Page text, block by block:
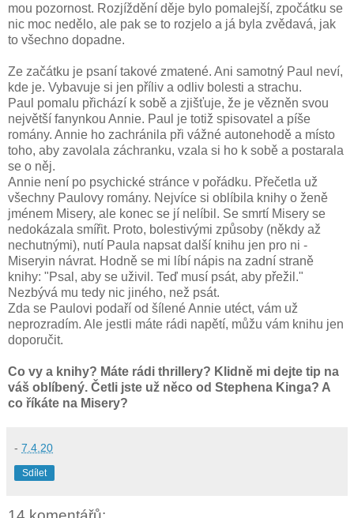
mou pozornost. Rozjíždění děje bylo pomalejší, zpočátku se
nic moc nedělo, ale pak se to rozjelo a já byla zvědavá, jak
to všechno dopadne.
Ze začátku je psaní takové zmatené. Ani samotný Paul neví,
kde je. Vybavuje si jen příliv a odliv bolesti a strachu.
Paul pomalu přichází k sobě a zjišťuje, že je vězněn svou
největší fanynkou Annie. Paul je totiž spisovatel a píše
romány. Annie ho zachránila při vážné autonehodě a místo
toho, aby zavolala záchranku, vzala si ho k sobě a postarala
se o něj.
Annie není po psychické stránce v pořádku. Přečetla už
všechny Paulovy romány. Nejvíce si oblíbila knihy o ženě
jménem Misery, ale konec se jí nelíbil. Se smrtí Misery se
nedokázala smířit. Proto, bolestivými způsoby (někdy až
nechutnými), nutí Paula napsat další knihu jen pro ni -
Miseryin návrat. Hodně se mi líbí nápis na zadní straně
knihy: "Psal, aby se uživil. Teď musí psát, aby přežil."
Nezbývá mu tedy nic jiného, než psát.
Zda se Paulovi podaří od šílené Annie utéct, vám už
neprozradím. Ale jestli máte rádi napětí, můžu vám knihu jen
doporučit.
Co vy a knihy? Máte rádi thrillery? Klidně mi dejte tip na
váš oblíbený. Četli jste už něco od Stephena Kinga? A
co říkáte na Misery?
- 7.4.20
Sdílet